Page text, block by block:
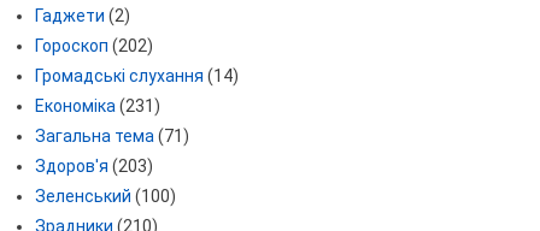
Гаджети (2)
Гороскоп (202)
Громадські слухання (14)
Економіка (231)
Загальна тема (71)
Здоров'я (203)
Зеленський (100)
Зрадники (210)